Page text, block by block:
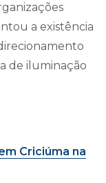
a existência
de iluminação
Criciúma na